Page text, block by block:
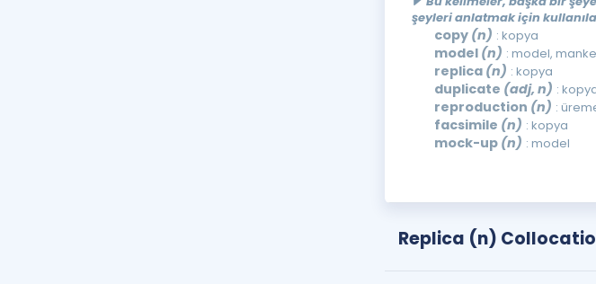
şeyleri anlatmak için
copy (n) : kopya
model (n) : model,
replica (n) : kopya
duplicate (adj, n) :
reproduction (n) :
facsimile (n) : kopya
mock-up (n) : model
Replica (n)